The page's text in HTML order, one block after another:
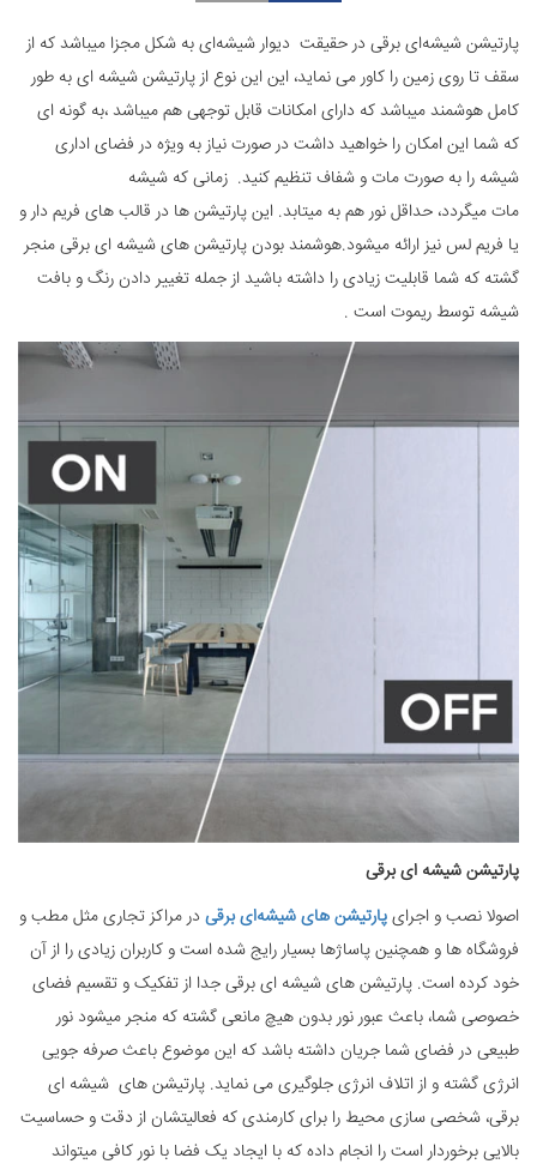
پارتیشن شیشه‌ای برقی در حقیقت دیوار شیشه‌ای به شکل مجزا میباشد که از
سقف تا روی زمین را کاور می نماید، این این نوع از پارتیشن شیشه ای به طور
کامل هوشمند میباشد که دارای امکانات قابل توجهی هم میباشد ،به گونه ای
که شما این امکان را خواهید داشت در صورت نیاز به ویژه در فضای اداری
شیشه را به صورت مات و شفاف تنظیم کنید. زمانی که شیشه
مات میگردد، حداقل نور هم به میتابد. این پارتیشن ها در قالب های فریم دار و
یا فریم لس نیز ارائه میشود.هوشمند بودن پارتیشن های شیشه ای برقی منجر
گشته که شما قابلیت زیادی را داشته باشید از جمله تغییر دادن رنگ و بافت
شیشه توسط ریموت است .
پارتیشن شیشه ای برقی
اصولا نصب و اجرایپارتیشن های شیشه‌ای برقی در مراکز تجاری مثل مطب و
فروشگاه ها و همچنین پاساژها بسیار رایج شده است و کاربران زیادی را از آن
خود کرده است. پارتیشن های شیشه‌ ای برقی جدا از تفکیک و تقسیم فضای
خصوصی شما، باعث عبور نور بدون هیچ مانعی گشته که منجر میشود نور
طبیعی در فضای شما جریان داشته باشد که این موضوع باعث صرفه جویی
انرژی گشته و از اتلاف انرژی جلوگیری می نماید. پارتیشن های شیشه ای
برقی، شخصی سازی محیط را برای کارمندی که فعالیتشان از دقت و حساسیت
بالایی برخوردار است را انجام داده که با ایجاد یک فضا با نور کافی میتواند